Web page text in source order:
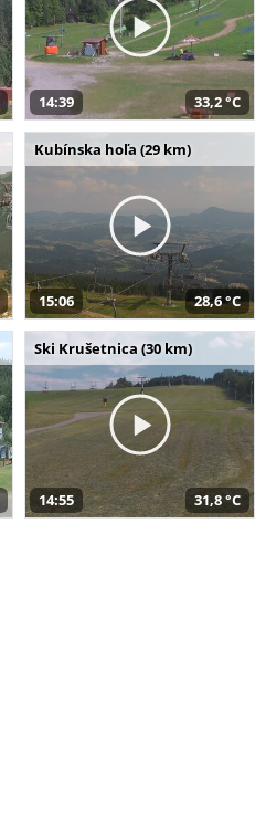
14:39 33,2 °C
Kubínska hoľa (29 km)
15:06 28,6 °C
Ski Krušetnica (30 km)
14:55 31,8 °C